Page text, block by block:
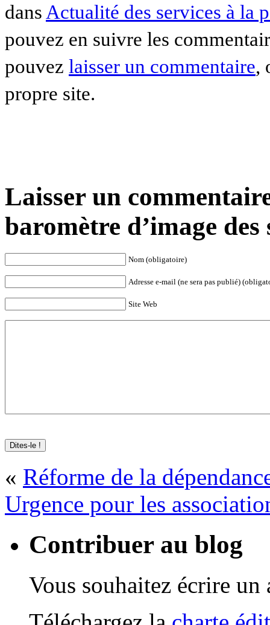
dans Actualité des services à la
pouvez en suivre les
pouvez laisser un commentaire,
propre site.
Laisser un
baromètre d’image
Nom (obligatoire)
Adresse e-mail (ne sera pas publié)
Site Web
« Réforme de la
Urgence pour les
Contribuer au blog
Vous souhaitez écrire